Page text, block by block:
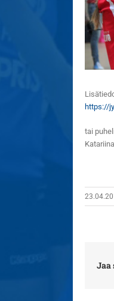
https://
tai
Jaa